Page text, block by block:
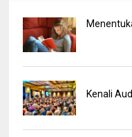
Kenali